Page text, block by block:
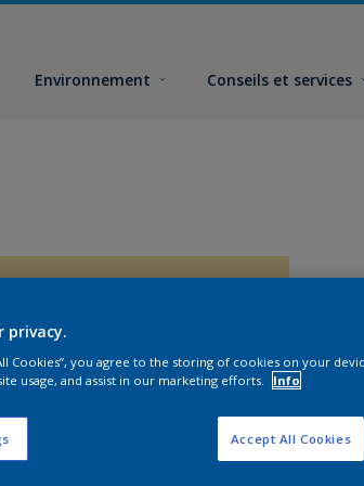
Environnement Conseils et services
privacy.
Cookies”, you agree to the storing of cookies on your
usage, and assist in our marketing efforts.
Info
Accept All Cookies